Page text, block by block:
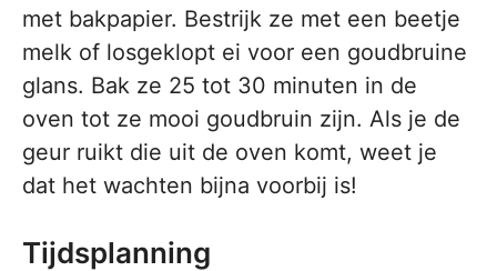
met bakpapier. Bestrijk ze met een beetje
melk of losgeklopt ei voor een goudbruine
glans. Bak ze 25 tot 30 minuten in de
oven tot ze mooi goudbruin zijn. Als je de
geur ruikt die uit de oven komt, weet je
dat het wachten bijna voorbij is!
Tijdsplanning